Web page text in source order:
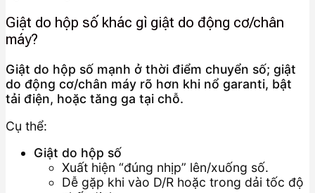
Giật do hộp số khác gì giật do động cơ/chân
máy?
Giật do hộp số mạnh ở thời điểm chuyển số; giật
do động cơ/chân máy rõ hơn khi nổ garanti, bật
tải điện, hoặc tăng ga tại chỗ.
Cụ thể:
Giật do hộp số
Xuất hiện “đúng nhịp” lên/xuống số.
Dễ gặp khi vào D/R hoặc trong dải tốc độ